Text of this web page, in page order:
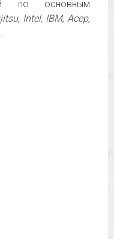
по основным
Intel, IBM, Асер,